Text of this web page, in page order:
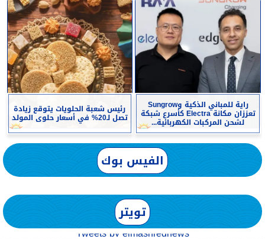
راية للمباني الذكية وSungrow
تعززان مكانة Electra كأسرع شبكة
لشحن المركبات الكهربائية...
رئيس شعبة الحلويات يتوقع زيادة
تصل لـ20% في أسعار حلوى المولد
الفيس بوك
تويتر
Tweets by elmashreqnews